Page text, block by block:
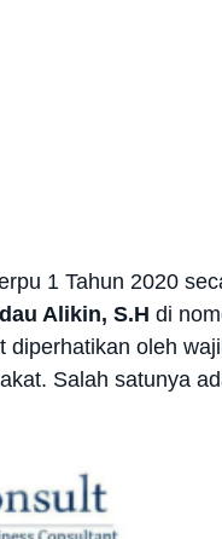
1 Tahun 2020
Alikin, S.H di
diperhatikan oleh
Salah satunya